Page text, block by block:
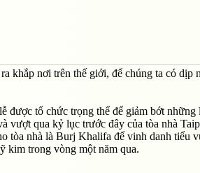
khắp nơi trên thế giới, để chúng ta có dịp
được tổ chức trọng thể để giảm bớt những
vượt qua kỷ lục trước đây của tòa nhà
tòa nhà là Burj Khalifa để vinh danh tiểu
kim trong vòng một năm qua.